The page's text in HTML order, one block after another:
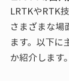
LRTKやRTK
さまざまな場
ます。以下に
か紹介します。